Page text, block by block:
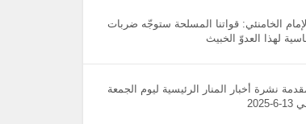
الإمام الخامنئي: قواتنا المسلحة ستوجّه ضربات
لهذا العدوّ الخبيث
نشرة أخبار المنار الرئيسية ليوم الجمعة
6-2025